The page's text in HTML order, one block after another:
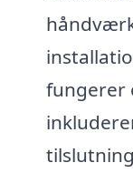
fungerer